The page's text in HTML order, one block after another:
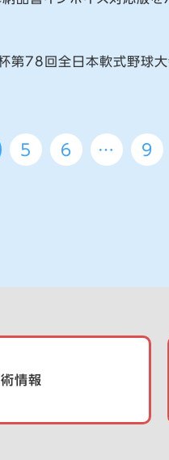
第78回全日本軟式野球
5 6 … 9
術情報